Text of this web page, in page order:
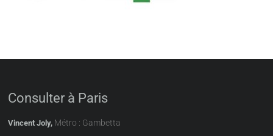
Consulter à Paris
Vincent Joly, Métro : Gambetta